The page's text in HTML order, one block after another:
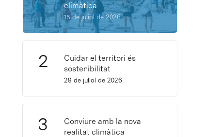
climàtica
15 de juliol de 2026
Cuidar el territori és
sostenibilitat
29 de juliol de 2026
Conviure amb la nova
realitat climàtica